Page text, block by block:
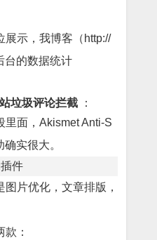
展示，我博客（http://
台的数据统计
垃圾评论拦截
：
里面，Akismet Anti-S
实很大。
件
片优化，文章排版，
：